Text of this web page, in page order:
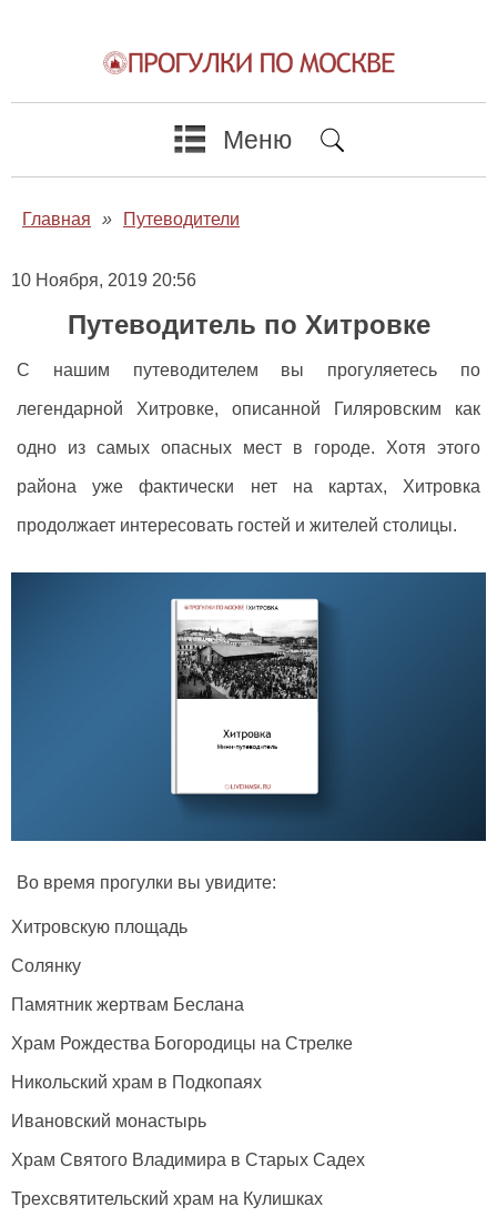
Меню
Главная » Путеводители
10 Ноября, 2019 20:56
Путеводитель по Хитровке
С нашим путеводителем вы прогуляетесь по
легендарной Хитровке, описанной Гиляровским как
одно из самых опасных мест в городе. Хотя этого
района уже фактически нет на картах, Хитровка
продолжает интересовать гостей и жителей столицы.
Во время прогулки вы увидите:
Хитровскую площадь
Солянку
Памятник жертвам Беслана
Храм Рождества Богородицы на Стрелке
Никольский храм в Подкопаях
Ивановский монастырь
Храм Святого Владимира в Старых Садех
Трехсвятительский храм на Кулишках